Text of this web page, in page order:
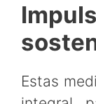
Estas